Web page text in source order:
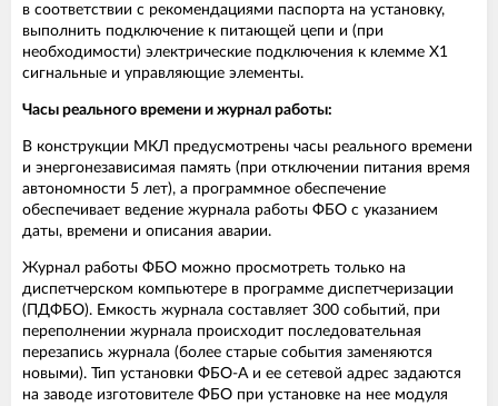
в соответствии с рекомендациями паспорта на установку,
выполнить подключение к питающей цепи и (при
необходимости) электрические подключения к клемме Х1
сигнальные и управляющие элементы.
Часы реального времени и журнал работы:
В конструкции МКЛ предусмотрены часы реального времени
и энергонезависимая память (при отключении питания время
автономности 5 лет), а программное обеспечение
обеспечивает ведение журнала работы ФБО с указанием
даты, времени и описания аварии.
Журнал работы ФБО можно просмотреть только на
диспетчерском компьютере в программе диспетчеризации
(ПДФБО). Емкость журнала составляет 300 событий, при
переполнении журнала происходит последовательная
перезапись журнала (более старые события заменяются
новыми). Тип установки ФБО-А и ее сетевой адрес задаются
на заводе изготовителе ФБО при установке на нее модуля